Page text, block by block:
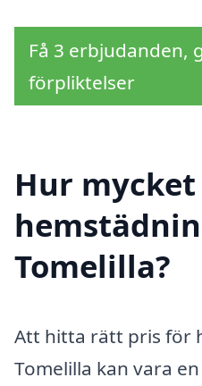
Få 3 erbjudanden,
förpliktelser
Hur
Tomelilla?
Att hitta rätt pris för
Tomelilla kan vara